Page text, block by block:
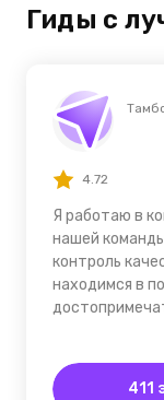
Гиды с
4.72
Я работаю в
нашей
контроль
находимся в
411